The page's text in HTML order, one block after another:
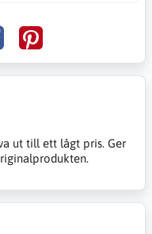
ut till ett lågt pris. Ger